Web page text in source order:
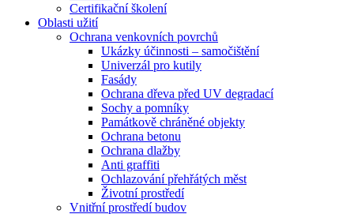
Certifikační školení
Oblasti užití
Ochrana venkovních povrchů
Ukázky účinnosti – samočištění
Univerzál pro kutily
Fasády
Ochrana dřeva před UV degradací
Sochy a pomníky
Památkově chráněné objekty
Ochrana betonu
Ochrana dlažby
Anti graffiti
Ochlazování přehřátých měst
Životní prostředí
Vnitřní prostředí budov